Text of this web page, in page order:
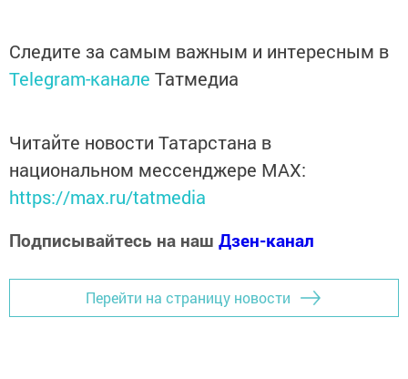
Следите за самым важным и интересным в
Telegram-канале Татмедиа
Читайте новости Татарстана в
национальном мессенджере MАХ:
https://max.ru/tatmedia
Подписывайтесь на наш Дзен-канал
Перейти на страницу новости